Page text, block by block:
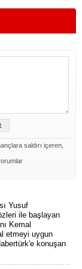
saldırı içeren,
Yusuf
ile başlayan
Kemal
etmeyi uygun
konuşan